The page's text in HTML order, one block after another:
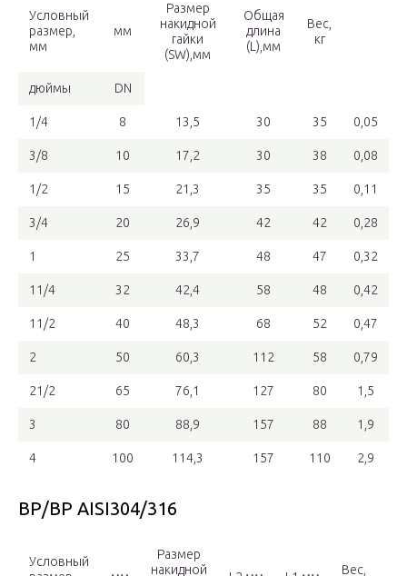
Условный
размер,
мм
мм
Размер
накидной
гайки
(SW),мм
Общая
длина
(L),мм
Вес,
кг
дюймы DN
1/4 8 13,5 30 35 0,05
3/8 10 17,2 30 38 0,08
1/2 15 21,3 35 35 0,11
3/4 20 26,9 42 42 0,28
1 25 33,7 48 47 0,32
11/4 32 42,4 58 48 0,42
11/2 40 48,3 68 52 0,47
2 50 60,3 112 58 0,79
21/2 65 76,1 127 80 1,5
3 80 88,9 157 88 1,9
4 100 114,3 157 110 2,9
ВР/ВР AISI304/316
Условный
Размер
накидной
Вес,